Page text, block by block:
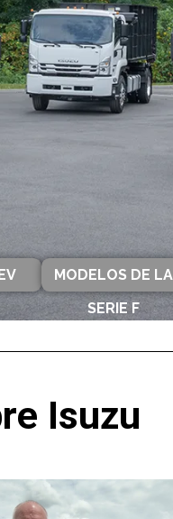
MODELOS DE LA
SERIE F
Isuzu